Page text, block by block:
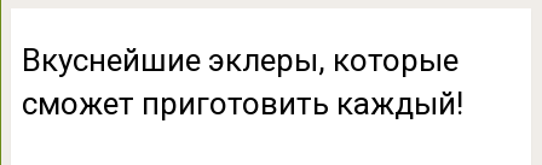
Вкуснейшие эклеры, которые
сможет приготовить каждый!